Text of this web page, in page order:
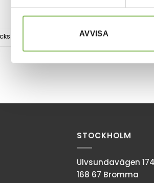
AVVISA
are currently closed.
STOCKHOLM
Ulvsundavägen
168 67 Bromma